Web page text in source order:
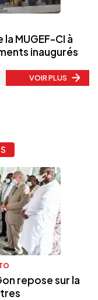
MUGEF-CI à
inaugurés
VOIR PLUS
repose sur la